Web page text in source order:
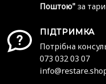
Поштою" за
ПІДТРИМКА
Потрібна
073 032 03 07